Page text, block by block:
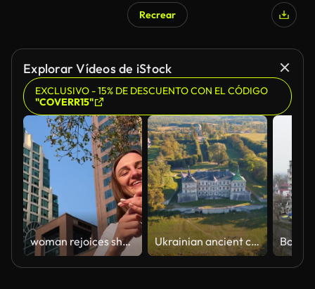
Recrear
Explorar Vídeos de iStock
EXCLUSIVO - 15% DE DESCUENTO CON EL CÓDIGO
"COVERR15"
woman rejoices she shows flag coat of arms of Ukraine Victory joy smile on girl embroidered shirt Ukrainian national emblem vyshyvanka refugees home against backdrop of skyscrapers in Vancouver Ukrainian ancient castle Pidhirtsi. Footage from a bird's eye view. Filmed in UHD 4k video.